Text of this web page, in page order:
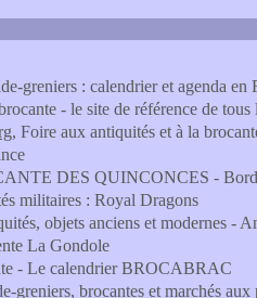
greniers : calendrier et agenda en
- le site de référence de tous
, Foire aux antiquités et à la
DES QUINCONCES -
militaires : Royal Dragons
objets anciens et modernes -
La Gondole
- Le calendrier BROCABRAC
greniers, brocantes et marchés aux